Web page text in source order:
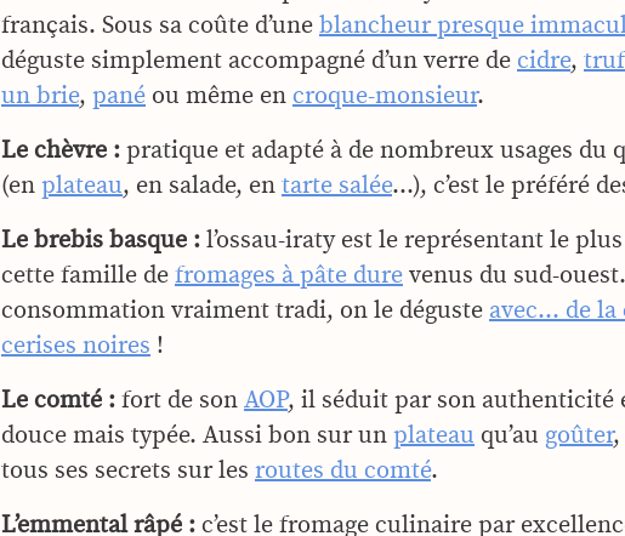
français. Sous sa coûte d’une blancheur presque
déguste simplement accompagné d’un verre de cidre,
un brie, pané ou même en croque-monsieur.
Le chèvre : pratique et adapté à de nombreux usages du
(en plateau, en salade, en tarte salée…), c’est le préféré
Le brebis basque : l’ossau-iraty est le représentant le
cette famille de fromages à pâte dure venus du sud-
consommation vraiment tradi, on le déguste avec… de la
cerises noires !
Le comté : fort de son AOP, il séduit par son authenticité
douce mais typée. Aussi bon sur un plateau qu’au goûter,
tous ses secrets sur les routes du comté.
L’emmental râpé : c’est le fromage culinaire par